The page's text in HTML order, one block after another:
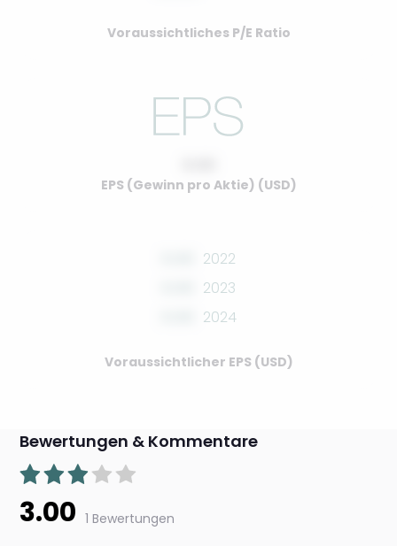
Voraussichtliches P/E Ratio
EPS (Gewinn pro Aktie) (USD)
2022
2023
2024
Voraussichtlicher EPS (USD)
Bewertungen & Kommentare
3.00 1 Bewertungen